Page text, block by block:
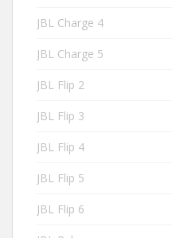
JBL Charge 4
JBL Charge 5
JBL Flip 2
JBL Flip 3
JBL Flip 4
JBL Flip 5
JBL Flip 6